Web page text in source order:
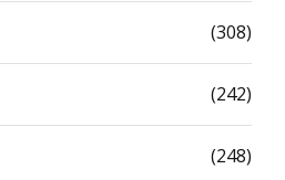
(308)
(242)
(248)